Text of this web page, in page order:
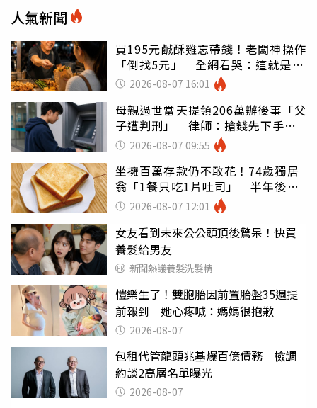
人氣新聞
買195元鹹酥雞忘帶錢！老闆神操作
「倒找5元」 全網看哭：這就是台
灣 2026-08-07 16:01
母親過世當天提領206萬辦後事「父
子遭判刑」 律師：搶錢先下手是
罪 2026-08-07 09:55
坐擁百萬存款仍不敢花！74歲獨居
翁「1餐只吃1片吐司」 半年後暴
瘦嚇壞女兒
2026-08-07 12:01
女友看到未來公公頭頂後驚呆！快買
養髮給男友
新聞熱議養髮洗髮精
愷樂生了！雙胞胎因前置胎盤35週提
前報到 她心疼喊：媽媽很抱歉
2026-08-07
包租代管龍頭兆基爆百億債務 檢調
約談2高層名單曝光
2026-08-07